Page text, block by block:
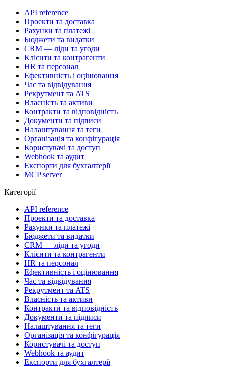
API reference
Проекти та доставка
Рахунки та платежі
Бюджети та видатки
CRM — ліди та угоди
Клієнти та контрагенти
HR та персонал
Ефективність і оцінювання
Час та відвідування
Рекрутмент та ATS
Власність та активи
Контракти та відповідність
Документи та підписи
Налаштування та теги
Організація та конфігурація
Користувачі та доступ
Webhook та аудит
Експорти для бухгалтерії
MCP server
Категорії
API reference
Проекти та доставка
Рахунки та платежі
Бюджети та видатки
CRM — ліди та угоди
Клієнти та контрагенти
HR та персонал
Ефективність і оцінювання
Час та відвідування
Рекрутмент та ATS
Власність та активи
Контракти та відповідність
Документи та підписи
Налаштування та теги
Організація та конфігурація
Користувачі та доступ
Webhook та аудит
Експорти для бухгалтерії